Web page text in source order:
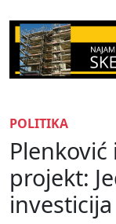
POLITIKA
projekt: